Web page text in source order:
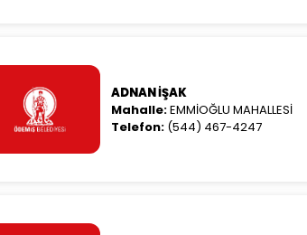
ADNAN İŞAK
Mahalle:EMMİOĞLU MAHALLESİ
Telefon:(544) 467-4247